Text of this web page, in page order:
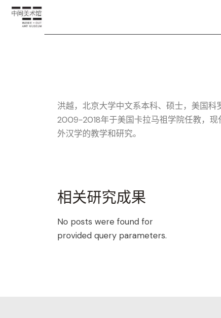
洪越，北京大学中文系本科、硕士，美国
2009-2018年于美国卡拉马祖学院任教，
外汉学的教学和研究。
相关研究成果
No posts were found for
provided query parameters.